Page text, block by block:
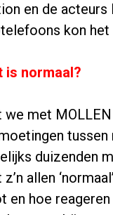
en de acteurs
kon het
is normaal?
we met
tussen
duizenden
z’n allen
en hoe